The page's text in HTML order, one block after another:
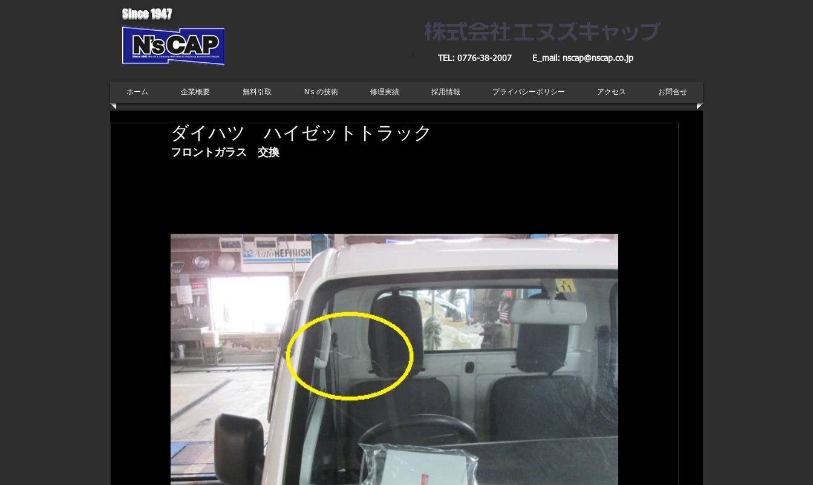
TEL: 0776-38-2007 E_mail: nscap@nscap.co.jp
Since 1947
ホーム 企業概要 無料引取 N's の技術 修理実績 採用情報 プライバシーポリシー アクセス お問合せ
ダイハツ ハイゼットトラック
フロントガラス　交換